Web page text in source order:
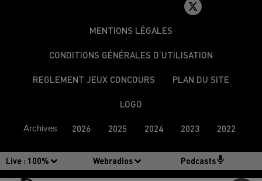
Live : 100% Webradios Podcasts
MENTIONS LÉGALES
CONDITIONS GÉNÉRALES D’UTILISATION
REGLEMENT JEUX CONCOURS PLAN DU SITE
LOGO
Archives 2026 2025 2024 2023 2022